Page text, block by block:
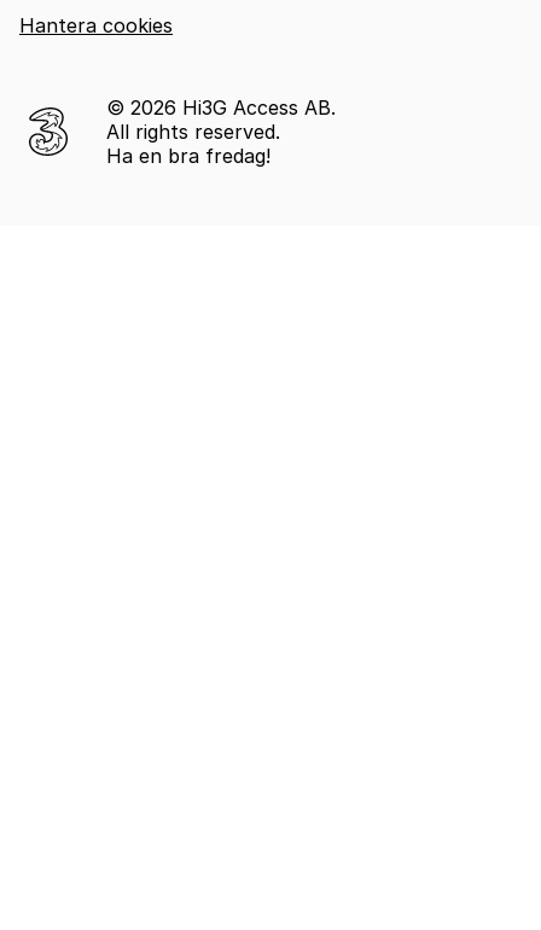
© 2026 Hi3G Access AB.
All rights reserved.
Ha en bra fredag!
Hantera cookies